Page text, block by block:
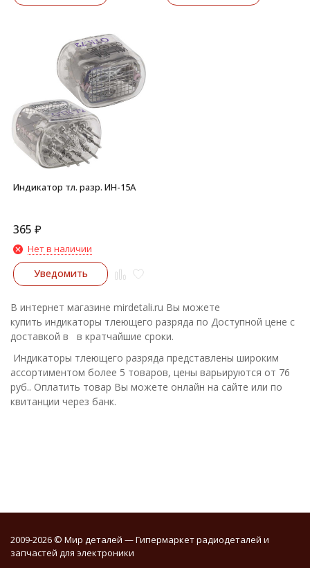
Индикатор тл. разр. ИН-15А
365 ₽
Нет в наличии
Уведомить
В интернет магазине mirdetali.ru Вы можете
купить индикаторы тлеющего разряда по Доступной цене с
доставкой в в кратчайшие сроки.
Индикаторы тлеющего разряда представлены широким
ассортиментом более 5 товаров, цены варьируются от 76
руб.. Оплатить товар Вы можете онлайн на сайте или по
квитанции через банк.
2009-2026 © Мир деталей — Гипермаркет радиодеталей и
запчастей для электроники